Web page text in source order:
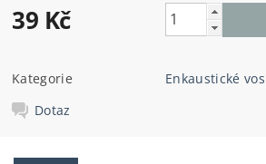
39 Kč
Kategorie
Enkaustické
Dotaz